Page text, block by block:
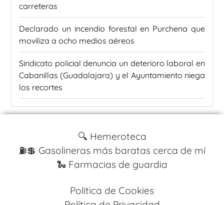
carreteras
Declarado un incendio forestal en Purchena que
moviliza a ocho medios aéreos
Sindicato policial denuncia un deterioro laboral en
Cabanillas (Guadalajara) y el Ayuntamiento niega
los recortes
🔍 Hemeroteca
⛽️💲 Gasolineras más baratas cerca de mí
🐍 Farmacias de guardia
Política de Cookies